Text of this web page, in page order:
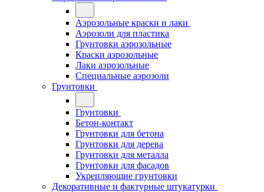
Аэрозольные краски и лаки
Аэрозоли для пластика
Грунтовки аэрозольные
Краски аэрозольные
Лаки аэрозольные
Специальные аэрозоли
Грунтовки
Грунтовки
Бетон-контакт
Грунтовки для бетона
Грунтовки для дерева
Грунтовки для металла
Грунтовки для фасадов
Укрепляющие грунтовки
Декоративные и фактурные штукатурки